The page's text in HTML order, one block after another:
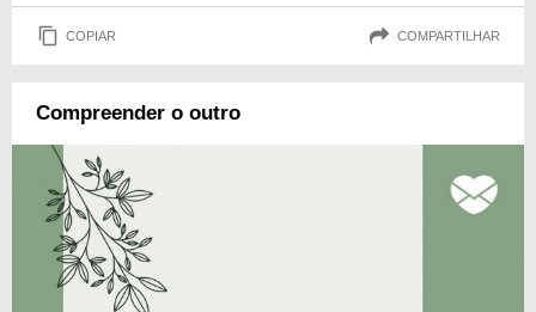
COPIAR COMPARTILHAR
Compreender o outro